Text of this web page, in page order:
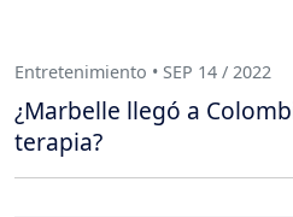
Entretenimiento • SEP 14 / 2022
¿Marbelle llegó a
terapia?